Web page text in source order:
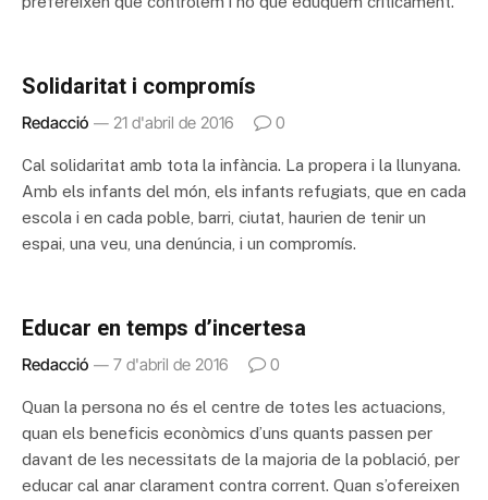
Solidaritat i compromís
Redacció 21 d'abril de 2016 0
Cal solidaritat amb tota la infància. La propera i la llunyana.
Amb els infants del món, els infants refugiats, que en cada
escola i en cada poble, barri, ciutat, haurien de tenir un
espai, una veu, una denúncia, i un compromís.
Educar en temps d’incertesa
Redacció 7 d'abril de 2016 0
Quan la persona no és el centre de totes les actuacions,
quan els beneficis econòmics d’uns quants passen per
davant de les necessitats de la majoria de la població, per
educar cal anar clarament contra corrent. Quan s’ofereixen